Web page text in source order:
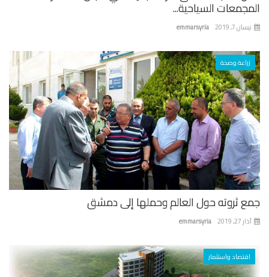
السياحية...
emmarsyria 7, 2019
زراعة وصحة
ثروته حول العالم وحملها إلى دمشق
emmarsyria 27, 2019
اقتصاد واستثمار